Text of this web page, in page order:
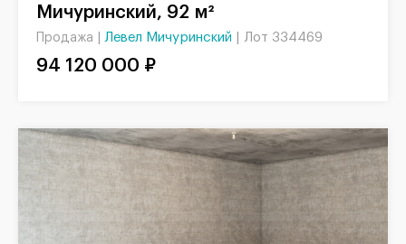
Мичуринский, 92 м²
Продажа | Левел Мичуринский Лот 334469
94 120 000 ₽